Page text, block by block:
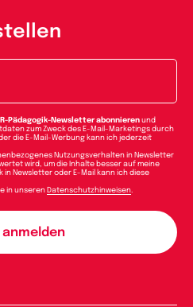
Pädagogik-Newsletter abonnieren und
zum Zweck des E-Mail-Marketings durch
die E-Mail-Werbung kann ich jederzeit
Nutzungsverhalten in Newsletter
wird, um die Inhalte besser auf meine
in Newsletter oder E-Mail kann ich diese
in unseren Datenschutzhinweisen.